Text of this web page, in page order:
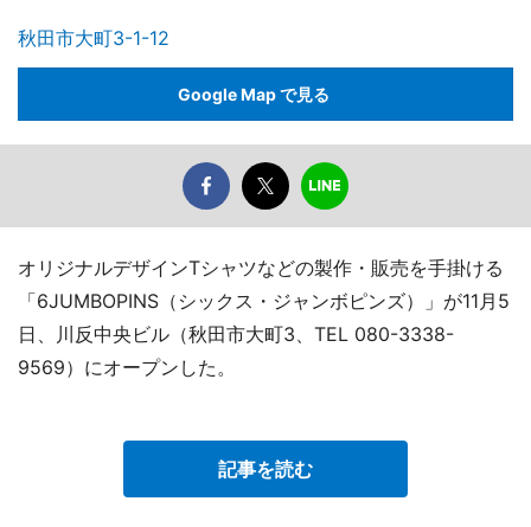
秋田市大町3-1-12
Google Map で見る
オリジナルデザインTシャツなどの製作・販売を手掛ける
「6JUMBOPINS（シックス・ジャンボピンズ）」が11月5
日、川反中央ビル（秋田市大町3、TEL 080-3338-
9569）にオープンした。
記事を読む